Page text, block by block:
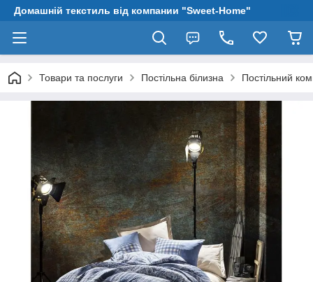
Домашній текстиль від компании "Sweet-Home"
Товари та послуги Постільна білизна Постільний